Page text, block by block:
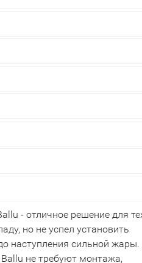
- отличное решение для
но не успел установить
наступления сильной жары.
не требуют монтажа,